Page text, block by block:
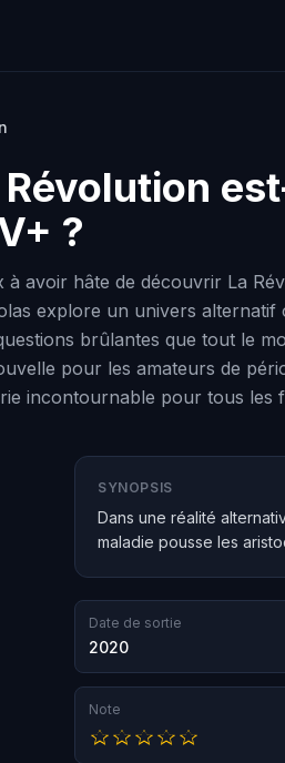
Révolution
?
à avoir hâte de découvrir La
explore un univers
brûlantes que tout le
pour les amateurs de
incontournable pour tous les
SYNOPSIS
Dans une réalité
maladie pousse les
Date de sortie
2020
Note